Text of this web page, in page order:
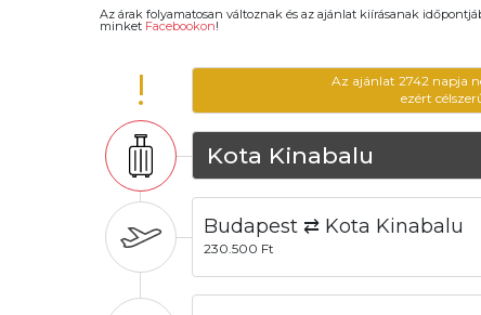
Az árak folyamatosan változnak és az ajánlat kiírásanak
minket Facebookon!
!
Az ajánlat 2742 napja
ezért
Kota Kinabalu
Budapest ⇄ Kota Kinabalu
230.500 Ft